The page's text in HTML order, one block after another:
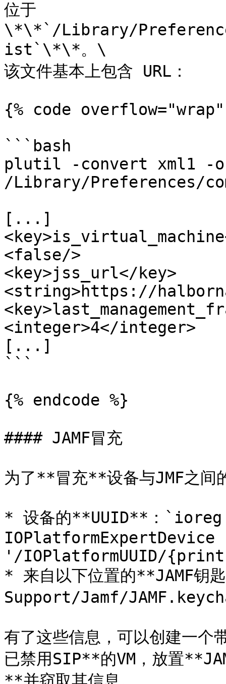
位于
\*\*`/Library/
ist`\*\*。\
该文件基本上包含 URL：
{% code
```bash
plutil -convert xml1 -
/Library/Preferences/
[...]
<false/>
<key>jss_url</key>
<string>https://
<integer>4</integer>
[...]
```
{% endcode %}
#### JAMF冒充
为了**冒充**设备与JMF之间
* 设备的**UUID**：
'/IOPlatformUUID/
* 来自以下位置的
Support/Jamf/
有了这些信息，可以创建一
已禁用SIP**的VM，放置